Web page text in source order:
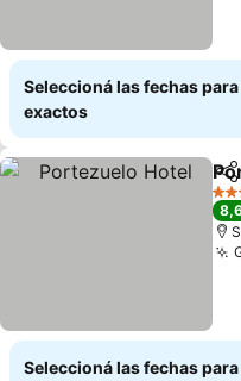
Seleccioná las fechas
exactos
4
Seleccioná las fechas